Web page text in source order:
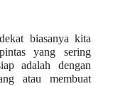
biasanya kita
yang sering
adalah dengan
atau membuat